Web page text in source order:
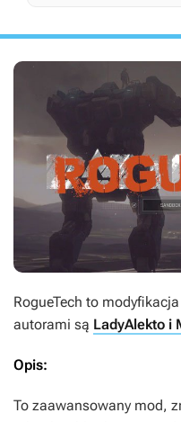
RogueTech to
autorami są LadyAlekto i
Opis:
To zaawansowany mod,